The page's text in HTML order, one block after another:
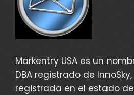
Markentry USA es un
DBA registrado de
registrada en el estado